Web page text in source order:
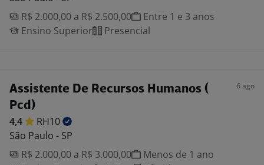
R$ 2.000,00 a R$ 2.500,00
Entre 1 e 3 anos
Ensino Superior
Presencial
Assistente De Recursos Humanos (
Pcd)
6 ago
4,4
RH10
São Paulo - SP
R$ 2.000,00 a R$ 3.000,00
Menos de 1 ano